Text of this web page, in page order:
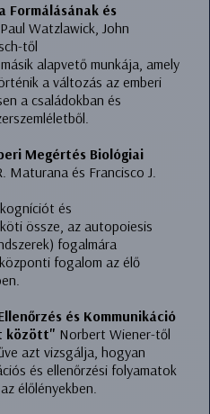
Formálásának és
Paul Watzlawick, John
től
alapvető munkája, amely
a változás az emberi
a családokban és
Megértés Biológiai
Maturana és Francisco J.
és
össze, az autopoiesis
fogalmára
fogalom az élő
és Kommunikáció
között" Norbert Wiener-től
azt vizsgálja, hogyan
és ellenőrzési folyamatok
élőlényekben.